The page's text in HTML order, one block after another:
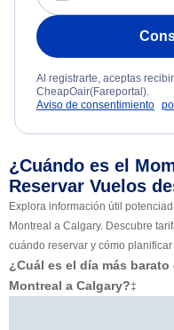
Al registrarte, aceptas
CheapOair(Fareportal).
Aviso de consentimiento
¿Cuándo es el
Reservar Vuelos
Explora información útil
Montreal a Calgary. Descubre
cuándo reservar y cómo
¿Cuál es el día más
Montreal a Calgary?‡